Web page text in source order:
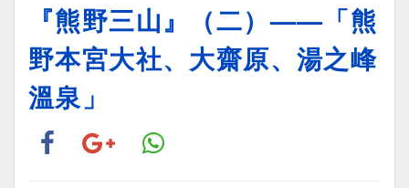
『熊野三山』（二）——「熊
野本宮大社、大齋原、湯之峰
溫泉」